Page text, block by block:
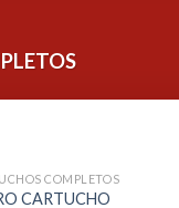
COMPLETOS
CARTUCHO